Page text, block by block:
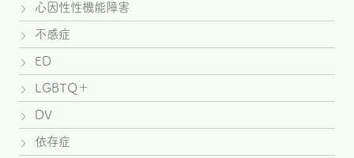
心因性性機能障害
不感症
ED
LGBTQ＋
DV
依存症